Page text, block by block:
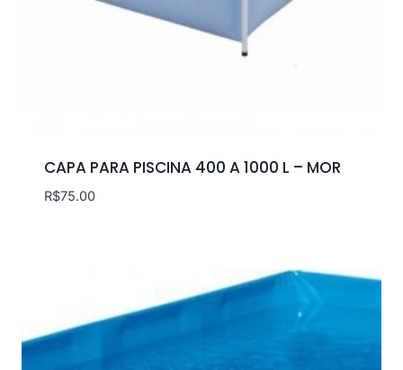
CAPA PARA PISCINA 400 A 1000 L – MOR
R$75.00